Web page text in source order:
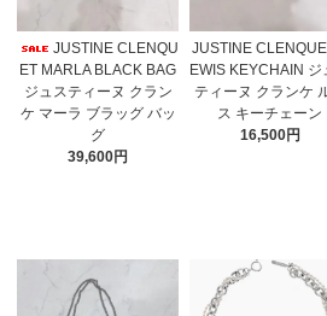
JUSTINE CLENQU
ET MARLA BLACK BAG
ジュスティーヌ クラン
ケ マーラ ブラッグ バッ
グ
39,600円
JUSTINE
EWIS KEYCHAIN ジ
ティーヌ クランケ
ス キーチェーン
16,500円